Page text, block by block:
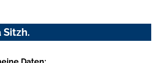
Sitzh.